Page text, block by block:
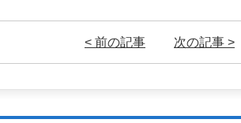
< 前の記事 次の記事 >